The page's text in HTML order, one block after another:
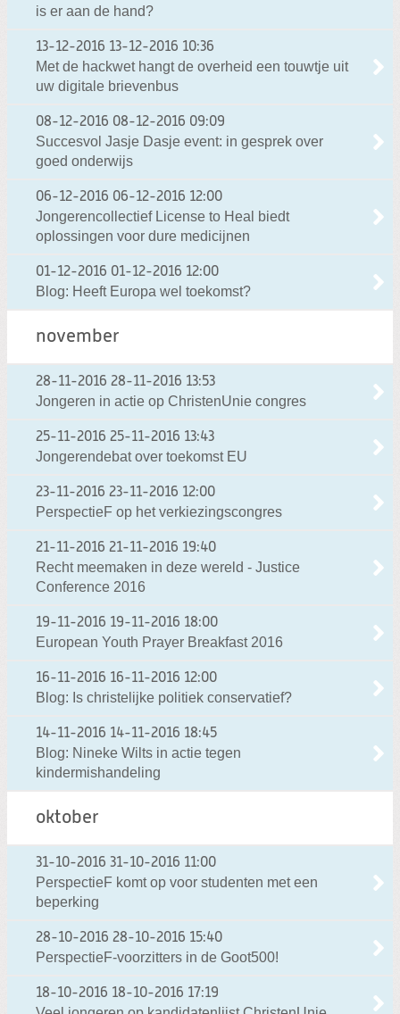
is er aan de hand?
13-12-2016 13-12-2016 10:36
Met de hackwet hangt de overheid een touwtje uit
uw digitale brievenbus
08-12-2016 08-12-2016 09:09
Succesvol Jasje Dasje event: in gesprek over
goed onderwijs
06-12-2016 06-12-2016 12:00
Jongerencollectief License to Heal biedt
oplossingen voor dure medicijnen
01-12-2016 01-12-2016 12:00
Blog: Heeft Europa wel toekomst?
november
28-11-2016 28-11-2016 13:53
Jongeren in actie op ChristenUnie congres
25-11-2016 25-11-2016 13:43
Jongerendebat over toekomst EU
23-11-2016 23-11-2016 12:00
PerspectieF op het verkiezingscongres
21-11-2016 21-11-2016 19:40
Recht meemaken in deze wereld - Justice
Conference 2016
19-11-2016 19-11-2016 18:00
European Youth Prayer Breakfast 2016
16-11-2016 16-11-2016 12:00
Blog: Is christelijke politiek conservatief?
14-11-2016 14-11-2016 18:45
Blog: Nineke Wilts in actie tegen
kindermishandeling
oktober
31-10-2016 31-10-2016 11:00
PerspectieF komt op voor studenten met een
beperking
28-10-2016 28-10-2016 15:40
PerspectieF-voorzitters in de Goot500!
18-10-2016 18-10-2016 17:19